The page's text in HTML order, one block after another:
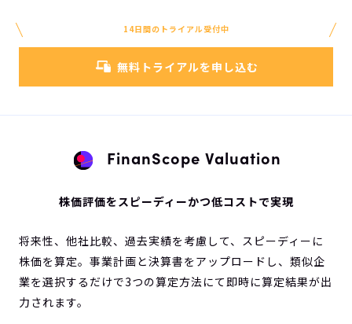
14日間のトライアル受付中
無料トライアルを申し込む
FinanScope Valuation
株価評価をスピーディーかつ低コストで実現
将来性、他社比較、過去実績を考慮して、スピーディーに
株価を算定。事業計画と決算書をアップロードし、類似企
業を選択するだけで3つの算定方法にて即時に算定結果が出
力されます。